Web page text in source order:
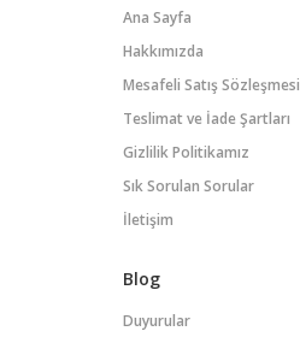
Ana Sayfa
Hakkımızda
Mesafeli Satış Sözleşmesi
Teslimat ve İade Şartları
Gizlilik Politikamız
Sık Sorulan Sorular
İletişim
Blog
Duyurular